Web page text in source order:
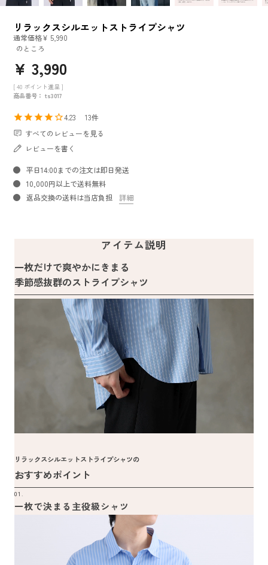
リラックスシルエットストライプシャツ
通常価格¥ 5,990
のところ
¥ 3,990
[ 40 ポイント進呈 ]
商品番号
ts3017
4.23
13
すべてのレビューを見る
レビューを書く
平日14:00までの注文は即日発送
10,000円以上で送料無料
返品交換の送料は当店負担
詳細
アイテム説明
一枚だけで爽やかにきまる
季節感抜群のストライプシャツ
リラックスシルエットストライプシャツの
おすすめポイント
01.
一枚で決まる主役級シャツ